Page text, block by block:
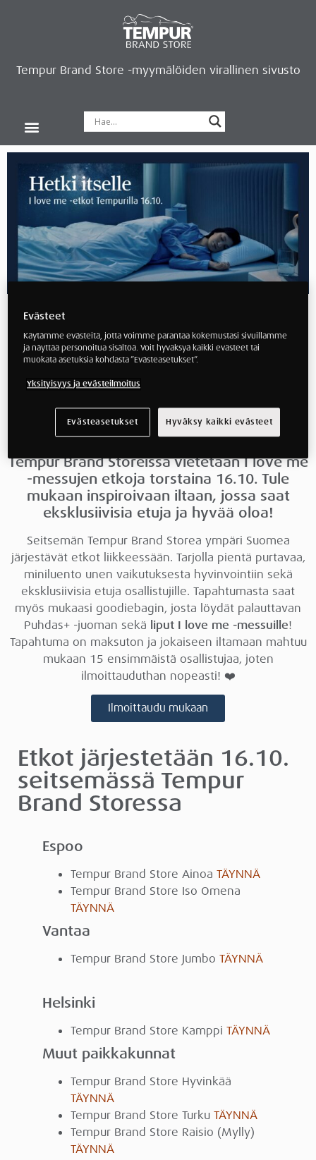
Tempur Brand Store -myymälöiden virallinen sivusto
Ota hetki itsellesi ja
osallistu hyvinvoinnin
iltaan!
Miten uni voi vaikuttaa ulkoiseen
Tempur Brand Storeissa vietetään I love me
-messujen etkoja torstaina 16.10. Tule
mukaan inspiroivaan iltaan, jossa saat
eksklusiivisia etuja ja hyvää oloa!
Seitsemän Tempur Brand Storea ympäri Suomea
järjestävät etkot liikkeessään. Tarjolla pientä purtavaa,
miniluento unen vaikutuksesta hyvinvointiin sekä
eksklusiivisia etuja osallistujille. Tapahtumasta saat
myös mukaasi goodiebagin, josta löydät palauttavan
Puhdas+ -juoman sekä liput I love me -messuille!
Tapahtuma on maksuton ja jokaiseen iltamaan mahtuu
mukaan 15 ensimmäistä osallistujaa, joten
ilmoittauduthan nopeasti! ❤️
Ilmoittaudu mukaan
Etkot järjestetään 16.10.
seitsemässä Tempur
Brand Storessa
Espoo
Tempur Brand Store Ainoa TÄYNNÄ
Tempur Brand Store Iso Omena
TÄYNNÄ
Vantaa
Tempur Brand Store Jumbo TÄYNNÄ
Helsinki
Tempur Brand Store Kamppi TÄYNNÄ
Muut paikkakunnat
Tempur Brand Store Hyvinkää
TÄYNNÄ
Tempur Brand Store Turku TÄYNNÄ
Tempur Brand Store Raisio (Mylly)
TÄYNNÄ
Evästeet
Käytämme evästeitä, jotta voimme parantaa kokemustasi sivuillamme
ja näyttää personoitua sisältöä. Voit hyväksyä kaikki evästeet tai
muokata asetuksia kohdasta ”Evästeasetukset”.
Yksityisyys ja evästeilmoitus
Evästeasetukset Hyväksy kaikki evästeet